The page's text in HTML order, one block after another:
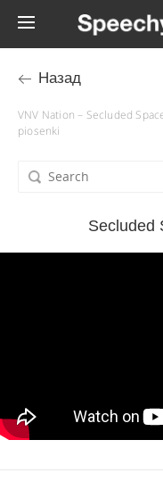
Назад
VNV Nation – Secluded
piosenki
Secluded